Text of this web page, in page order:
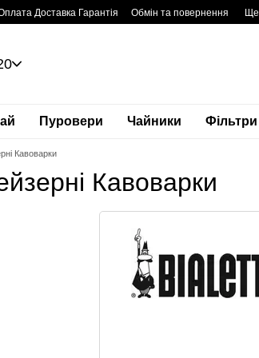
контентуДоставка Гарантія Обмін та повернення Ще
Пуровери Чайники Фільтри
Кавоварки
Кавоварки